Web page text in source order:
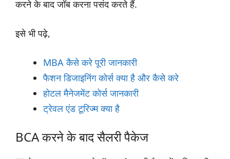
करने के बाद जॉब करना पसंद करते हैं.
इसे भी पढ़े,
MBA कैसे करे पूरी जानकारी
फैशन डिजाइनिंग कोर्स क्या है और कैसे करे
होटल मैनेजमेंट कोर्स जानकारी
ट्रेवल एंड टूरिज्म क्या है
BCA करने के बाद सैलरी पैकेज